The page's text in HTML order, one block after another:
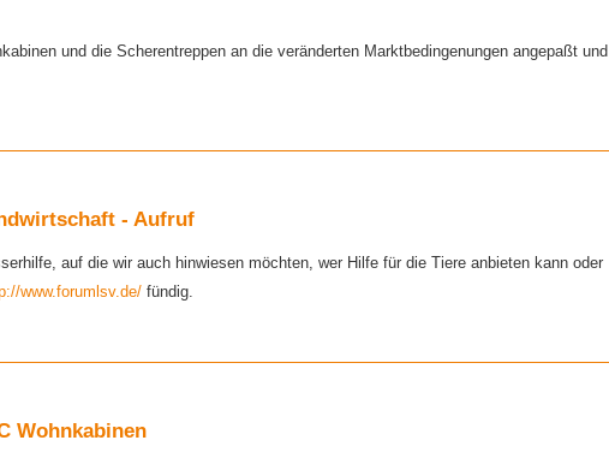
und die Scherentreppen an die veränderten Marktbedingenungen angepaßt und
- Aufruf
auf die wir auch hinwiesen möchten, wer Hilfe für die Tiere anbieten kann oder
www.forumlsv.de/ fündig.
Wohnkabinen